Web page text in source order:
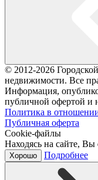
© 2012-2026
недвижимости. Все
Информация,
публичной офертой и
Политика в
Публичная оферта
Cookie-файлы
Находясь на сайте, Вы
Хорошо Подробнее